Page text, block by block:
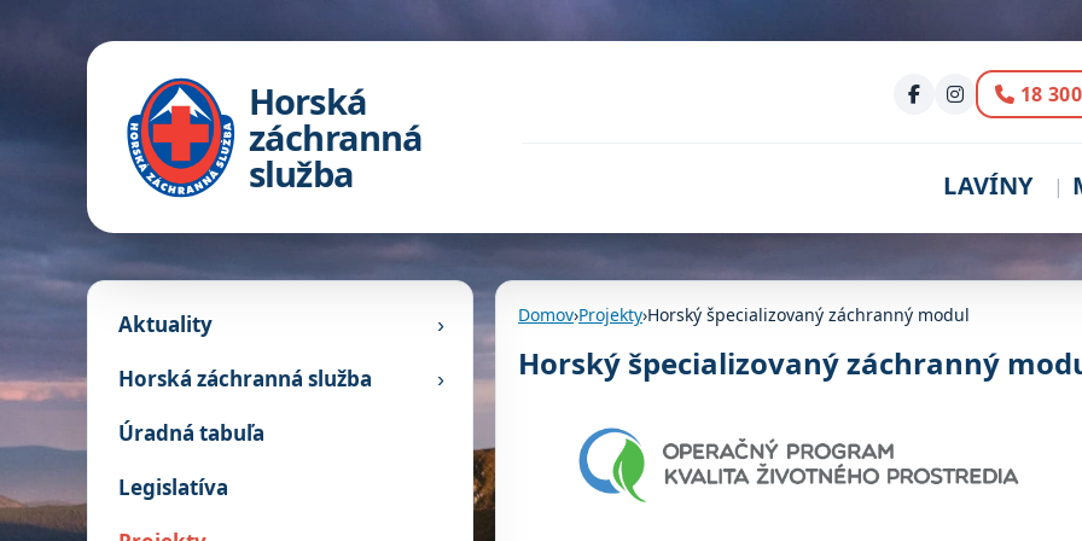
Horská
záchranná
služba
18 300
LAVÍNY
Aktuality ›
Horská záchranná služba ›
Úradná tabuľa
Legislatíva
Domov›Projekty›Horský špecializovaný záchranný modul
Horský špecializovaný záchranný